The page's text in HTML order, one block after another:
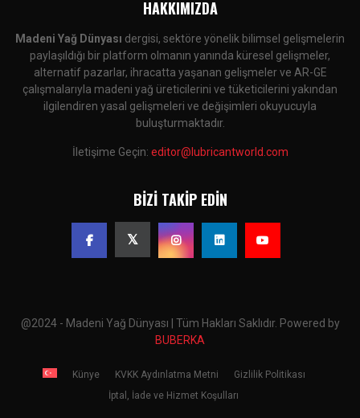
HAKKIMIZDA
Madeni Yağ Dünyası dergisi, sektöre yönelik bilimsel gelişmelerin
paylaşıldığı bir platform olmanın yanında küresel gelişmeler,
alternatif pazarlar, ihracatta yaşanan gelişmeler ve AR-GE
çalışmalarıyla madeni yağ üreticilerini ve tüketicilerini yakından
ilgilendiren yasal gelişmeleri ve değişimleri okuyucuyla
buluşturmaktadır.
İletişime Geçin: editor@lubricantworld.com
BIZI TAKIP EDIN
@2024 - Madeni Yağ Dünyası | Tüm Hakları Saklıdır. Powered by
BUBERKA
Künye KVKK Aydınlatma Metni
Gizlilik Politikası
İptal, İade ve Hizmet Koşulları